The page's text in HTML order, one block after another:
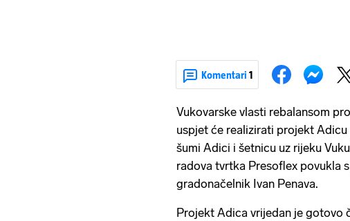
Komentari 1
Vukovarske vlasti rebalansom
uspjet će realizirati projekt
šumi Adici i šetnicu uz rijeku
radova tvrtka Presoflex povukla
gradonačelnik Ivan Penava.
Projekt Adica vrijedan je gotovo